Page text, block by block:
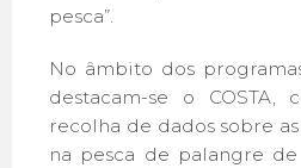
pesca”.
No âmbito dos
destacam-se o
recolha de dados sobre
na pesca de palangre